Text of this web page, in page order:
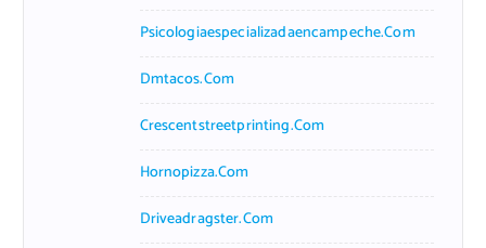
Psicologiaespecializadaencampeche.com
Dmtacos.com
Crescentstreetprinting.com
Hornopizza.com
Driveadragster.com